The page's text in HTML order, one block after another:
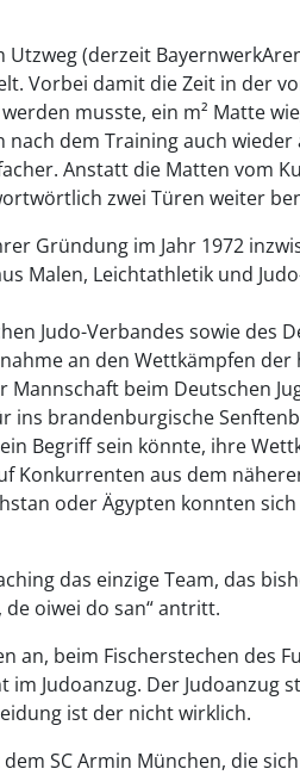
(derzeit
Vorbei damit die Zeit in der
musste, ein m² Matte
nach dem Training auch wieder
Anstatt die Matten vom
zwei Türen weiter
Gründung im Jahr 1972
Malen, Leichtathletik und
Judo-Verbandes sowie des
an den Wettkämpfen
beim Deutschen
ins brandenburgische
Begriff sein könnte, ihre
Konkurrenten aus dem
oder Ägypten konnten
das einzige Team, das
oiwei do san“ antritt.
an, beim Fischerstechen des
Judoanzug. Der Judoanzug
ist der nicht wirklich.
SC Armin München, die